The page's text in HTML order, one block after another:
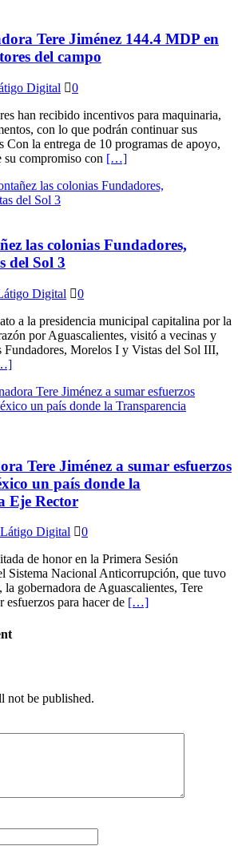
Tere Jiménez 144.4 MDP en
del campo
Digital
0
han recibido incentivos para maquinaria,
con lo que podrán continuar sus
Con la entrega de 10 programas de apoyo,
su compromiso con […]
las colonias Fundadores,
del Sol 3
Digital
0
a la presidencia municipal capitalina por la
por Aguascalientes, visitó a vecinas y
Fundadores, Morelos I y Vistas del Sol III,
Tere Jiménez a sumar esfuerzos
un país donde la
Eje Rector
Digital
0
de honor en la Primera Sesión
Sistema Nacional Anticorrupción, que tuvo
la gobernadora de Aguascalientes, Tere
esfuerzos para hacer de […]
not be published.